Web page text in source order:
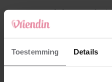
Toestemming Details
4 Makelaar Mandy:
Hij sprak eng kalm’
5 Makelaar Mandy:
durf ik bijna niet te